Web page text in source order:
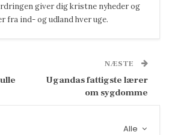
giver dig kristne nyheder og
fra ind- og udland hver uge.
NÆSTE
Ugandas fattigste lærer
om sygdomme
Alle